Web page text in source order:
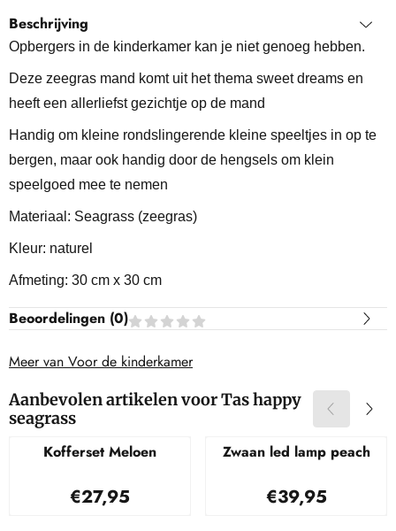
Beschrijving
Opbergers in de kinderkamer kan je niet genoeg hebben.
Deze zeegras mand komt uit het thema sweet dreams en
heeft een allerliefst gezichtje op de mand
Handig om kleine rondslingerende kleine speeltjes in op te
bergen, maar ook handig door de hengsels om klein
speelgoed mee te nemen
Materiaal: Seagrass (zeegras)
Kleur: naturel
Afmeting: 30 cm x 30 cm
Beoordelingen (0)
Meer van Voor de kinderkamer
Aanbevolen artikelen voorTas happy
seagrass
Kofferset Meloen
Prijs: 27,95
€27,95
Zwaan led lamp peach
Prijs: 39,95
€39,95